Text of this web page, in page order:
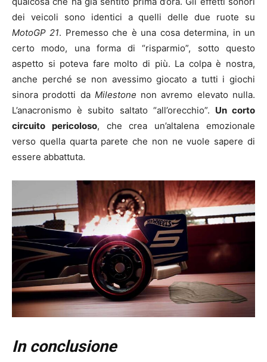
dei veicoli sono identici a quelli delle due ruote su
MotoGP 21. Premesso che è una cosa determina, in un
certo modo, una forma di “risparmio”, sotto questo
aspetto si poteva fare molto di più. La colpa è nostra,
anche perché se non avessimo giocato a tutti i giochi
sinora prodotti da Milestone non avremo elevato nulla.
L’anacronismo è subito saltato “all’orecchio”. Un corto
circuito pericoloso, che crea un’altalena emozionale
verso quella quarta parete che non ne vuole sapere di
essere abbattuta.
In conclusione